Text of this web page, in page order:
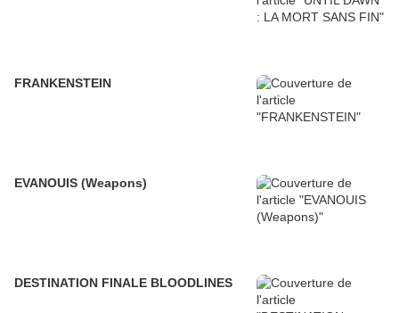
FRANKENSTEIN
EVANOUIS (Weapons)
DESTINATION FINALE BLOODLINES